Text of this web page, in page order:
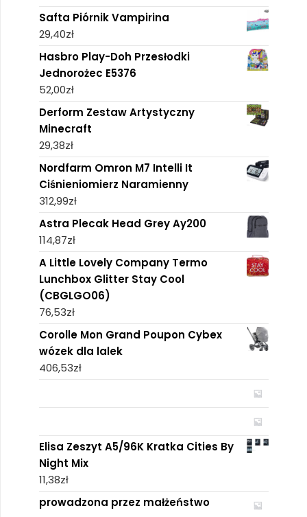
Safta Piórnik Vampirina
29,40zł
Hasbro Play-Doh Przesłodki
Jednorożec E5376
52,00zł
Derform Zestaw Artystyczny
Minecraft
29,38zł
Nordfarm Omron M7 Intelli It
Ciśnieniomierz Naramienny
312,99zł
Astra Plecak Head Grey Ay200
114,87zł
A Little Lovely Company Termo
Lunchbox Glitter Stay Cool
(CBGLGO06)
76,53zł
Corolle Mon Grand Poupon Cybex
wózek dla lalek
406,53zł
Elisa Zeszyt A5/96K Kratka Cities By
Night Mix
11,38zł
prowadzona przez małżeństwo